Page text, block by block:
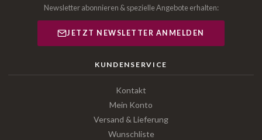
Newsletter abonnieren & spezielle Angebote erhalten:
JETZT NEWSLETTER ANMELDEN
KUNDENSERVICE
Kontakt
Mein Konto
Versand & Lieferung
Wunschliste